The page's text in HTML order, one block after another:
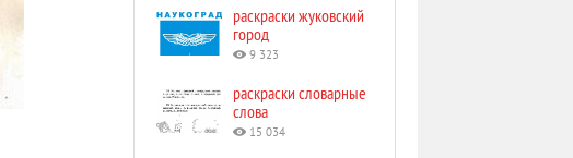
раскраски жуковский
город
9 323
раскраски словарные
слова
15 034